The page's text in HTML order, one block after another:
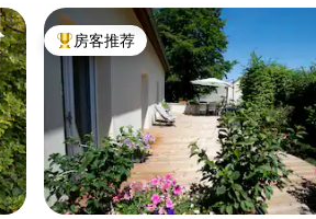
热门「房客推荐」
房客推荐